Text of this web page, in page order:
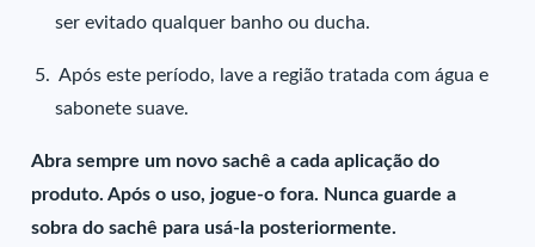
ser evitado qualquer banho ou ducha.
Após este período, lave a região tratada com água e
sabonete suave.
Abra sempre um novo sachê a cada aplicação do
produto. Após o uso, jogue-o fora. Nunca guarde a
sobra do sachê para usá-la posteriormente.